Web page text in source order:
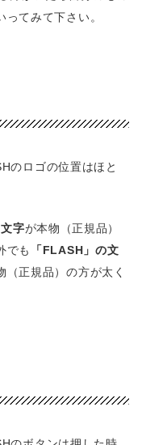
てみて下さい。
のロゴの位置はほと
字が本物（正規品）
でも
「FLASH」の文
正規品）の方が太く